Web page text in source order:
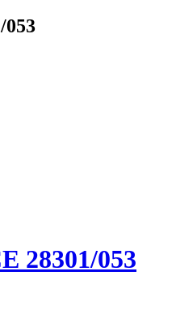
053
28301/053